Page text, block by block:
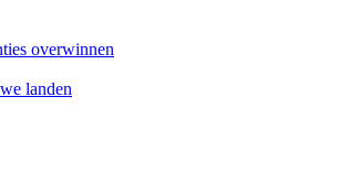
overwinnen
landen